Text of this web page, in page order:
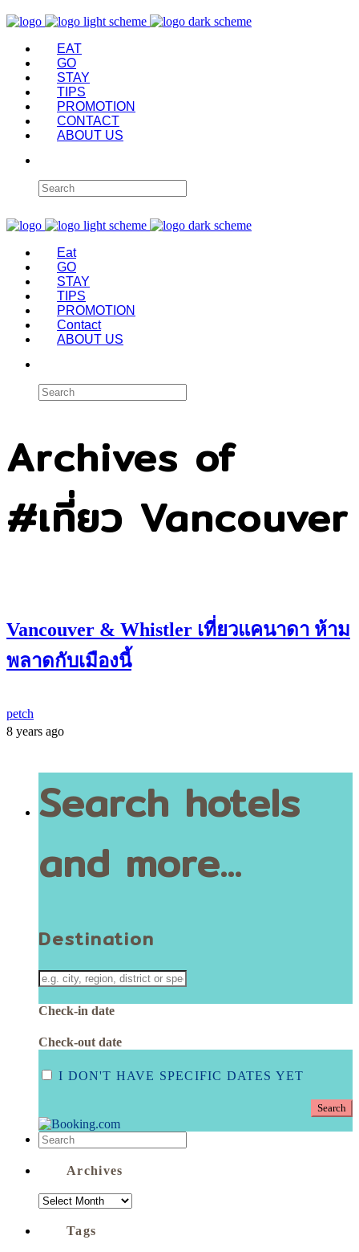
EAT
GO
STAY
TIPS
PROMOTION
CONTACT
ABOUT US
Eat
GO
STAY
TIPS
PROMOTION
Contact
ABOUT US
Archives of
#เที่ยว Vancouver
Vancouver & Whistler เที่ยวแคนาดา ห้าม
พลาดกับเมืองนี้
petch
8 years ago
Search hotels
and more...
Destination
Check-in date
Check-out date
I DON'T HAVE SPECIFIC DATES YET
Archives
ARCHIVES
Tags